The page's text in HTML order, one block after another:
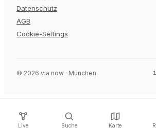
Datenschutz
AGB
Cookie-Settings
© 2026 via now · München
Live Suche Karte